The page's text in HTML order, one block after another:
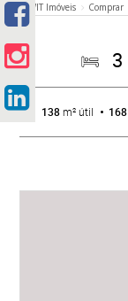
WIT Imóveis Comprar
3
138m² útil 168